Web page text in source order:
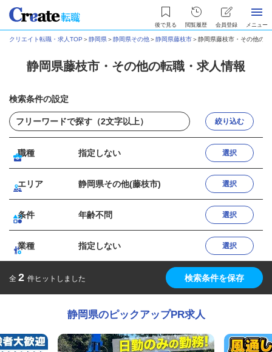
後で見る 閲覧履歴 会員登録 メニュー
クリエイト転職・求人TOP ＞静岡県＞静岡県その他＞静岡県藤枝市＞静岡県藤枝市・その他の
静岡県藤枝市・その他の転職・求人情報
検索条件の設定
絞り込む
職種 指定しない 選択
エリア 静岡県その他(藤枝市) 選択
条件 年齢不問 選択
業種 指定しない 選択
全 2 件ヒットしました 検索条件を保存
静岡県のピックアップPR求人